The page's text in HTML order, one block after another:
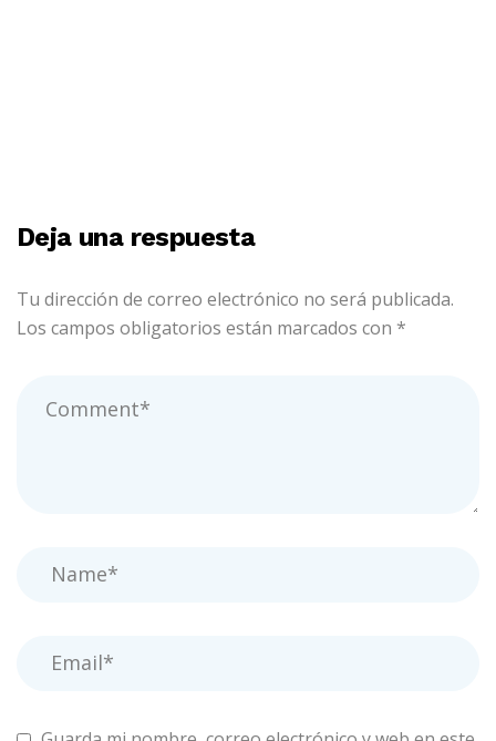
Deja una respuesta
Tu dirección de correo electrónico no será publicada.
Los campos obligatorios están marcados con *